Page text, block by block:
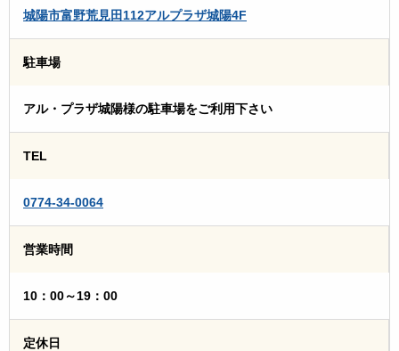
城陽市富野荒見田112アルプラザ城陽4F
駐車場
アル・プラザ城陽様の駐車場をご利用下さい
TEL
0774-34-0064
営業時間
10：00～19：00
定休日